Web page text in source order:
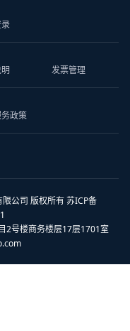
发票管理
政策
公司 版权所有 苏ICP备
2号楼商务楼层17层1701室